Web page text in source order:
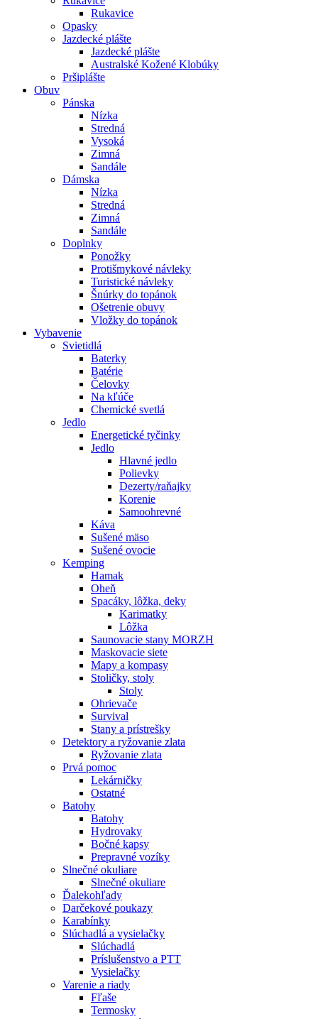
Rukavice
Opasky
Jazdecké plášte
Jazdecké plášte
Australské Kožené Klobúky
Pršiplášte
Obuv
Pánska
Nízka
Stredná
Vysoká
Zimná
Sandále
Dámska
Nízka
Stredná
Zimná
Sandále
Doplnky
Ponožky
Protišmykové návleky
Turistické návleky
Šnúrky do topánok
Ošetrenie obuvy
Vložky do topánok
Vybavenie
Svietidlá
Baterky
Batérie
Čelovky
Na kľúče
Chemické svetlá
Jedlo
Energetické tyčinky
Jedlo
Hlavné jedlo
Polievky
Dezerty/raňajky
Korenie
Samoohrevné
Káva
Sušené mäso
Sušené ovocie
Kemping
Hamak
Oheň
Spacáky, lôžka, deky
Karimatky
Lôžka
Saunovacie stany MORZH
Maskovacie siete
Mapy a kompasy
Stoličky, stoly
Stoly
Ohrievače
Survival
Stany a prístrešky
Detektory a ryžovanie zlata
Ryžovanie zlata
Prvá pomoc
Lekárničky
Ostatné
Batohy
Batohy
Hydrovaky
Bočné kapsy
Prepravné vozíky
Slnečné okuliare
Slnečné okuliare
Ďalekohľady
Darčekové poukazy
Karabínky
Slúchadlá a vysielačky
Slúchadlá
Príslušenstvo a PTT
Vysielačky
Varenie a riady
Fľaše
Termosky